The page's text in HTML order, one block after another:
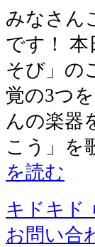
みなさん
です！
そび」の
覚の3つ
んの楽器
こう」を
を読む
キドキド
お問い合